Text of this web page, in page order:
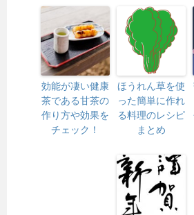
効能が凄い健康
茶である甘茶の
作り方や効果を
チェック！
ほうれん草を使
った簡単に作れ
る料理のレシピ
まとめ